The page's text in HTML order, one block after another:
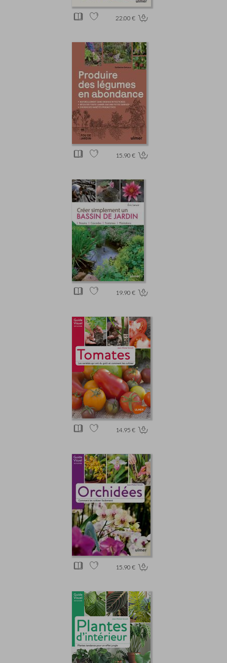
22.00 €
15.90 €
19.90 €
14.95 €
15.90 €